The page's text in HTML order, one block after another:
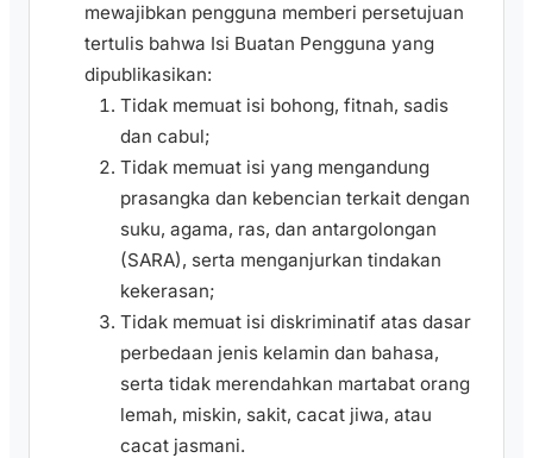
mewajibkan pengguna memberi persetujuan
tertulis bahwa Isi Buatan Pengguna yang
dipublikasikan:
Tidak memuat isi bohong, fitnah, sadis
dan cabul;
Tidak memuat isi yang mengandung
prasangka dan kebencian terkait dengan
suku, agama, ras, dan antargolongan
(SARA), serta menganjurkan tindakan
kekerasan;
Tidak memuat isi diskriminatif atas dasar
perbedaan jenis kelamin dan bahasa,
serta tidak merendahkan martabat orang
lemah, miskin, sakit, cacat jiwa, atau
cacat jasmani.